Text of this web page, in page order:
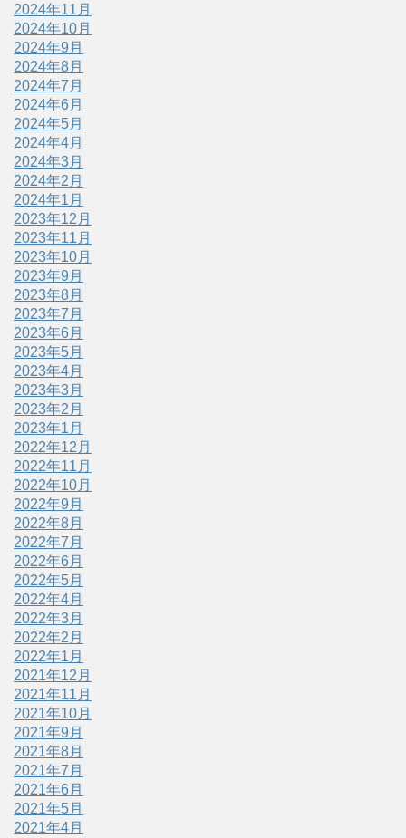
2024年11月
2024年10月
2024年9月
2024年8月
2024年7月
2024年6月
2024年5月
2024年4月
2024年3月
2024年2月
2024年1月
2023年12月
2023年11月
2023年10月
2023年9月
2023年8月
2023年7月
2023年6月
2023年5月
2023年4月
2023年3月
2023年2月
2023年1月
2022年12月
2022年11月
2022年10月
2022年9月
2022年8月
2022年7月
2022年6月
2022年5月
2022年4月
2022年3月
2022年2月
2022年1月
2021年12月
2021年11月
2021年10月
2021年9月
2021年8月
2021年7月
2021年6月
2021年5月
2021年4月